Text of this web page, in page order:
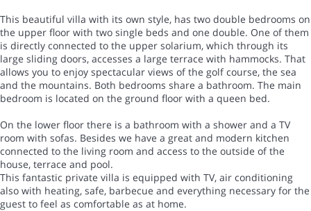
This beautiful villa with its own style, has two double bedrooms on
the upper floor with two single beds and one double. One of them
is directly connected to the upper solarium, which through its
large sliding doors, accesses a large terrace with hammocks. That
allows you to enjoy spectacular views of the golf course, the sea
and the mountains. Both bedrooms share a bathroom. The main
bedroom is located on the ground floor with a queen bed.
On the lower floor there is a bathroom with a shower and a TV
room with sofas. Besides we have a great and modern kitchen
connected to the living room and access to the outside of the
house, terrace and pool.
This fantastic private villa is equipped with TV, air conditioning
also with heating, safe, barbecue and everything necessary for the
guest to feel as comfortable as at home.